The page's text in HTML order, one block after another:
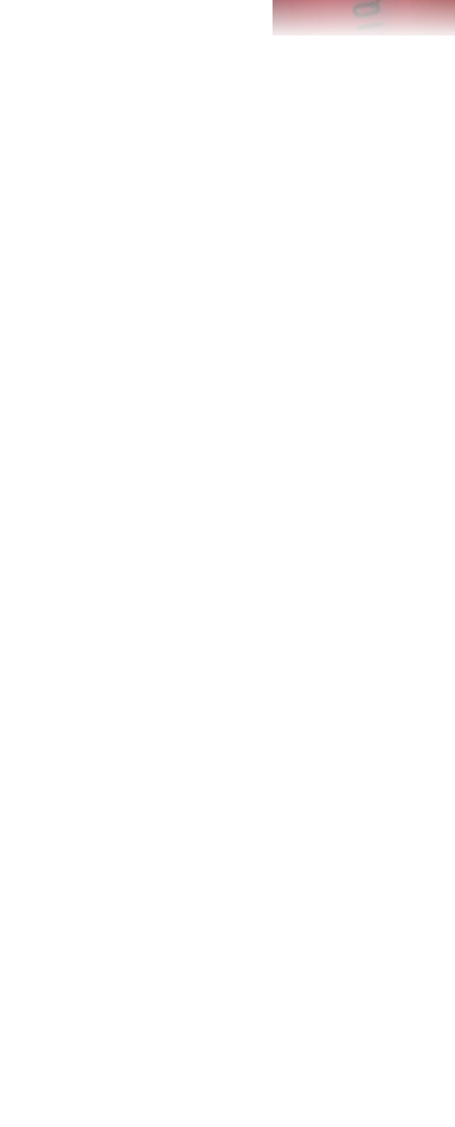
- Chất son lên môi sẽ có độ mịn,